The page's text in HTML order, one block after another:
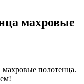
махровые
полотенца.